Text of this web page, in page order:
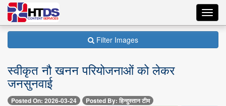
Filter Images
स्वीकृत नौ खनन परियोजनाओं को लेकर
जनसुनवाई
Posted On: 2026-03-24 Posted By: हिन्दुस्तान टीम